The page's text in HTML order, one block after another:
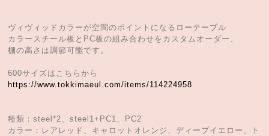
ヴィヴィッドカラーが空間のポイントになるローテーブル
カラースチール板とPC板の組み合わせをカスタムオーダー、
棚の高さは調節可能です。
600サイズはこちらから
https://www.tokkimaeul.com/items/114224958
種類：steel*2、steel1+PC1、PC2
カラー：レアレッド、キャロットオレンジ、ディープイエロー、ト